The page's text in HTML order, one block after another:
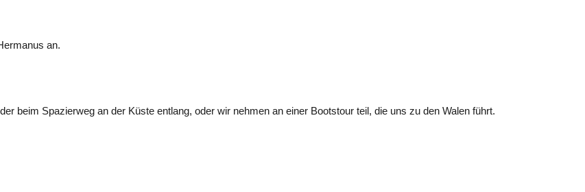
an.
beim Spazierweg an der Küste entlang, oder wir nehmen an einer Bootstour teil, die uns zu den Walen führt.